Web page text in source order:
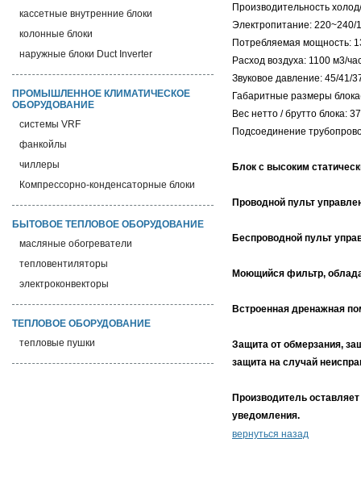
кассетные внутренние блоки
колонные блоки
наружные блоки Duct Inverter
ПРОМЫШЛЕННОЕ КЛИМАТИЧЕСКОЕ
ОБОРУДОВАНИЕ
системы VRF
фанкойлы
чиллеры
Компрессорно-конденсаторные блоки
БЫТОВОЕ ТЕПЛОВОЕ ОБОРУДОВАНИЕ
масляные обогреватели
тепловентиляторы
электроконвекторы
ТЕПЛОВОЕ ОБОРУДОВАНИЕ
тепловые пушки
Производительность
Электропитание: 220~240/
Потребляемая мощность:
Расход воздуха: 1100 м3/
Звуковое давление: 45/41/
Габаритные размеры
Вес нетто / брутто блока:
Подсоединение
Блок с высоким
Проводной пульт
Беспроводной пульт
Моющийся фильтр,
Встроенная дренажная
Защита от обмерзания,
защита на случай
Производитель
уведомления.
вернуться назад